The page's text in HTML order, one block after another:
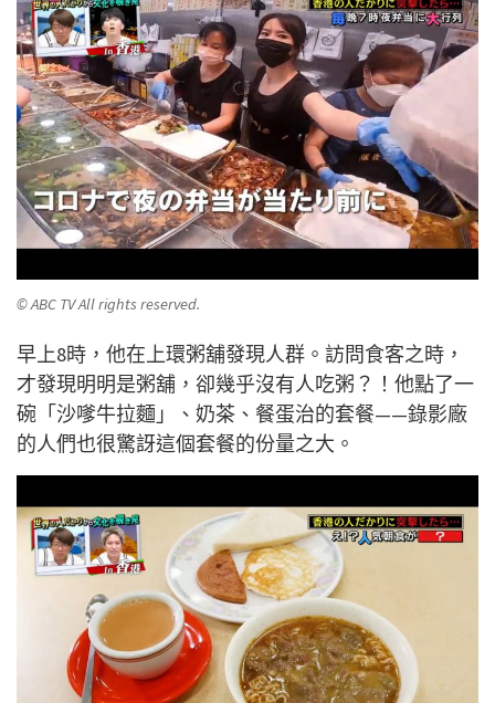
© ABC TV All rights reserved.
早上8時，他在上環粥舖發現人群。訪問食客之時，
才發現明明是粥舖，卻幾乎沒有人吃粥？！他點了一
碗「沙嗲牛拉麵」、奶茶、餐蛋治的套餐——錄影廠
的人們也很驚訝這個套餐的份量之大。